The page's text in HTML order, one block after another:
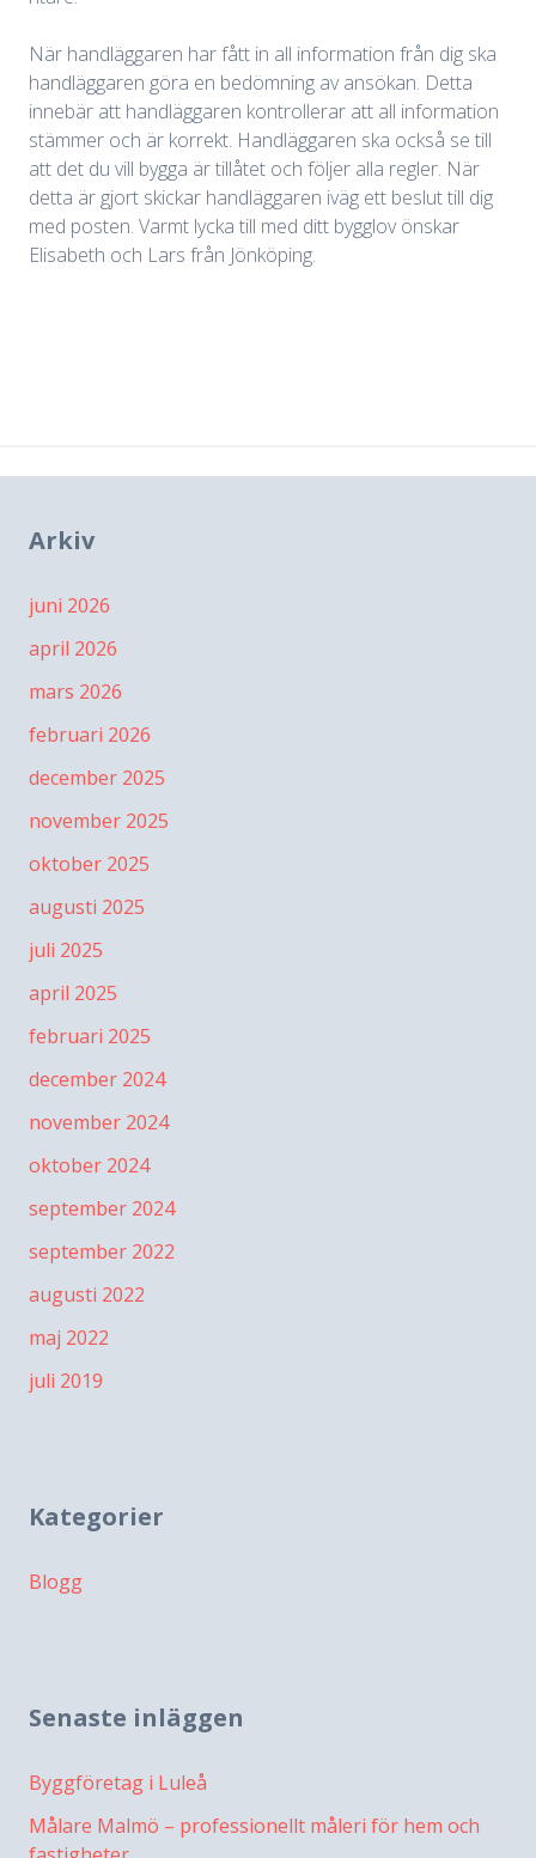
När handläggaren har fått in all information från dig ska
handläggaren göra en bedömning av ansökan. Detta
innebär att handläggaren kontrollerar att all information
stämmer och är korrekt. Handläggaren ska också se till
att det du vill bygga är tillåtet och följer alla regler. När
detta är gjort skickar handläggaren iväg ett beslut till dig
med posten. Varmt lycka till med ditt bygglov önskar
Elisabeth och Lars från Jönköping.
Arkiv
juni 2026
april 2026
mars 2026
februari 2026
december 2025
november 2025
oktober 2025
augusti 2025
juli 2025
april 2025
februari 2025
december 2024
november 2024
oktober 2024
september 2024
september 2022
augusti 2022
maj 2022
juli 2019
Kategorier
Blogg
Senaste inläggen
Byggföretag i Luleå
Målare Malmö – professionellt måleri för hem och